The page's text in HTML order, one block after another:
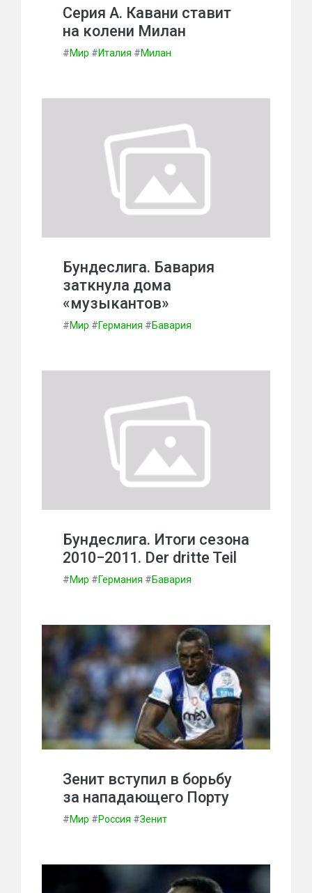
Серия А. Кавани ставит
на колени Милан
#Мир #Италия #Милан
Бундеслига. Бавария
заткнула дома
«музыкантов»
#Мир #Германия #Бавария
Бундеслига. Итоги сезона
2010−2011. Der dritte Teil
#Мир #Германия #Бавария
Зенит вступил в борьбу
за нападающего Порту
#Мир #Россия #Зенит